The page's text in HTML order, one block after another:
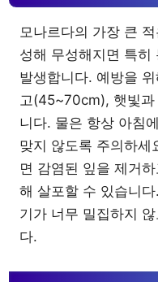
모나르다의 가장 큰
성해 무성해지면 특히
발생합니다. 예방을
고(45~70cm), 햇빛
니다. 물은 항상 아침
맞지 않도록 주의하세
면 감염된 잎을 제거
해 살포할 수 있습니
기가 너무 밀집하지
다.